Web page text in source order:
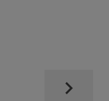
keyboard_arrow_right